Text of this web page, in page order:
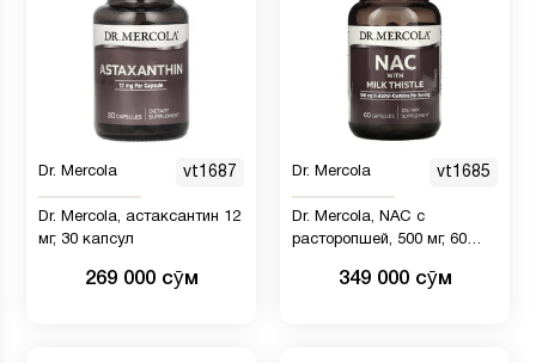
Dr. Mercola vt1687
Dr. Mercola, астаксантин 12
мг, 30 капсул
269 000 сӯм
Dr. Mercola vt1685
Dr. Mercola, NAC с
расторопшей, 500 мг, 60
349 000 сӯм